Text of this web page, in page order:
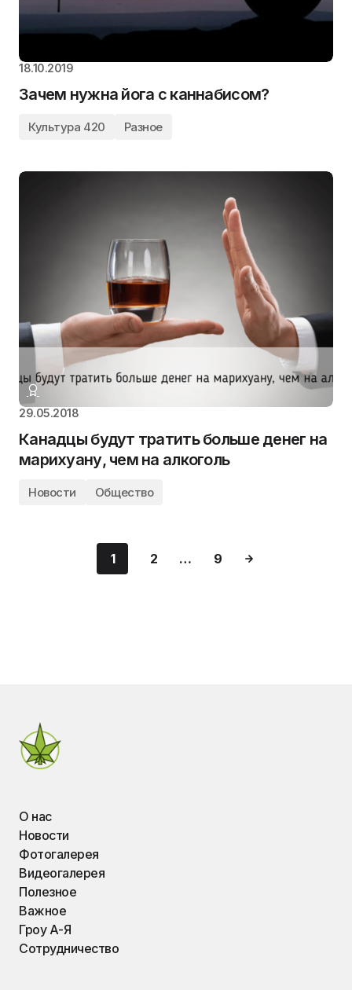
18.10.2019
Зачем нужна йога с каннабисом?
Культура 420 Разное
29.05.2018
Канадцы будут тратить больше денег на
марихуану, чем на алкоголь
Новости Общество
1 2 … 9
О нас
Новости
Фотогалерея
Видеогалерея
Полезное
Важное
Гроу А-Я
Сотрудничество